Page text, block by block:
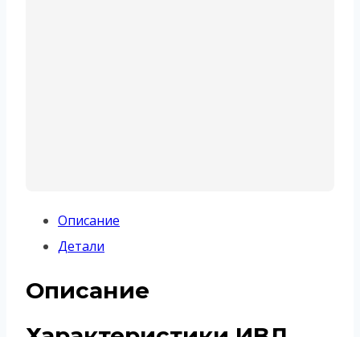
Описание
Детали
Описание